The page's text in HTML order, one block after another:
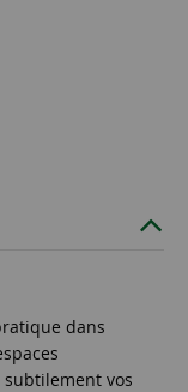
dans
vos